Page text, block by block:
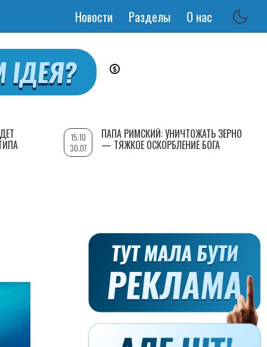
Основная
Новости Разделы О нас
15:10
30.07
ПАПА РИМСКИЙ: УНИЧТОЖАТЬ ЗЕРНО
— ТЯЖКОЕ ОСКОРБЛЕНИЕ БОГА